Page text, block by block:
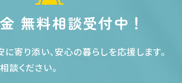
無料相談受付中！
に寄り添い、安心の暮らしを応援します。
談ください。